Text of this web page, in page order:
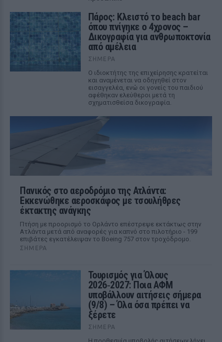
Πάρος: Κλειστό το beach bar
όπου πνίγηκε ο 4χρονος –
Δικογραφία για ανθρωποκτονία
από αμέλεια
ΣΉΜΕΡΑ
Ο ιδιοκτήτης της επιχείρησης κρατείται
και αναμένεται να οδηγηθεί στον
εισαγγελέα, ενώ οι γονείς του παιδιού
αφέθηκαν ελεύθεροι μετά τη
σχηματισθείσα δικογραφία.
Πανικός στο αεροδρόμιο της Ατλάντα:
Εκκενώθηκε αεροσκάφος με τσουλήθρες
έκτακτης ανάγκης
Πτήση με προορισμό το Ορλάντο επέστρεψε εκτάκτως στην
Ατλάντα μετά από αναφορές για καπνό στο πιλοτήριο - 199
επιβάτες εγκατέλειψαν το Boeing 757 στον τροχόδρομο.
ΣΉΜΕΡΑ
Τουρισμός για Όλους
2026‑2027: Ποια ΑΦΜ
υποβάλλουν αιτήσεις σήμερα
(9/8) – Όλα όσα πρέπει να
ξέρετε
ΣΉΜΕΡΑ